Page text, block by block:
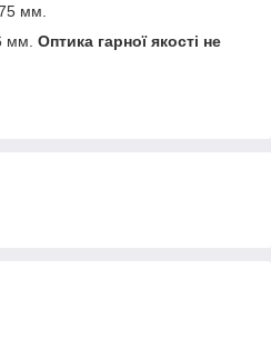
мм.
мм. Оптика гарної якості не